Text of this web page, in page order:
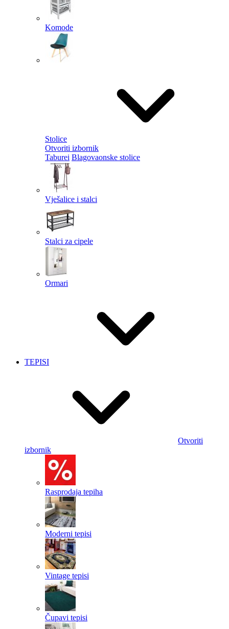
Komode
Stolice
Otvoriti izbornik
Taburei Blagovaonske stolice
Vješalice i stalci
Stalci za cipele
Ormari
TEPISI
Otvoriti
izbornik
Rasprodaja tepiha
Moderni tepisi
Vintage tepisi
Čupavi tepisi